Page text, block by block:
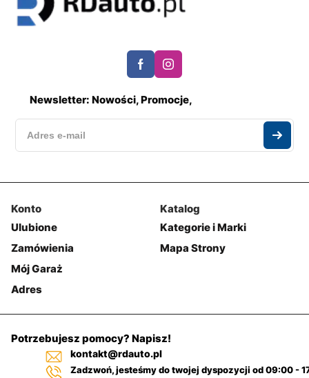
Newsletter: Nowości, Promocje,
Konto
Ulubione
Zamówienia
Mój Garaż
Adres
Katalog
Kategorie i Marki
Mapa Strony
Potrzebujesz pomocy? Napisz!
kontakt@rdauto.pl
Zadzwoń, jesteśmy do twojej dyspozycji od 09:00 -